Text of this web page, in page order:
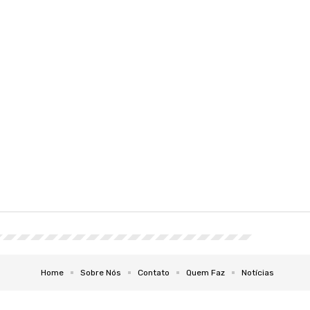
Home Sobre Nós Contato Quem Faz Notícias